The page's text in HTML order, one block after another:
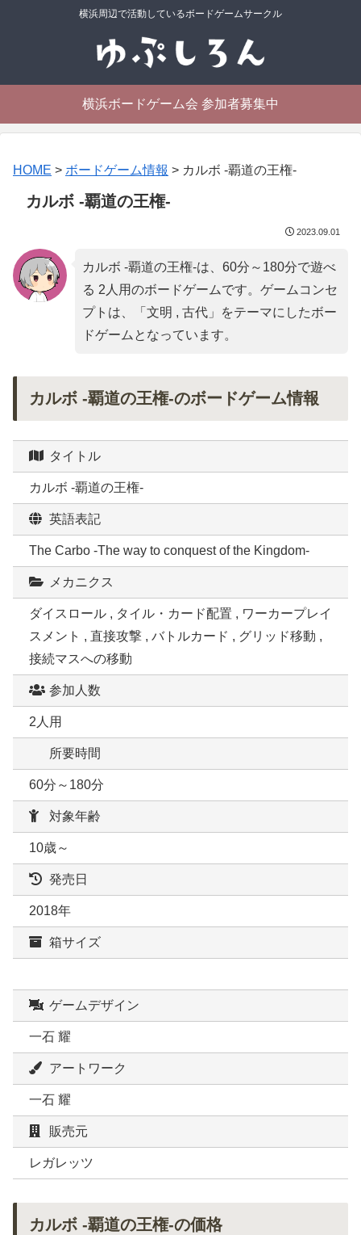
横浜周辺で活動しているボードゲームサークル
横浜ボードゲーム会 参加者募集中
HOME > ボードゲーム情報 > カルボ -覇道の王権-
カルボ -覇道の王権-
2023.09.01
カルボ -覇道の王権-は、60分～180分で遊べ
る 2人用のボードゲームです。ゲームコンセ
プトは、「 文明 , 古代」をテーマにしたボー
ドゲームとなっています。
カルボ -覇道の王権-のボードゲーム情報
タイトル
カルボ -覇道の王権-
英語表記
The Carbo -The way to conquest of the Kingdom-
メカニクス
ダイスロール , タイル・カード配置 , ワーカープレイ
スメント , 直接攻撃 , バトルカード , グリッド移動 ,
接続マスへの移動
参加人数
2人用
所要時間
60分～180分
対象年齢
10歳～
発売日
2018年
箱サイズ
ゲームデザイン
一石 耀
アートワーク
一石 耀
販売元
レガレッツ
カルボ -覇道の王権-の価格